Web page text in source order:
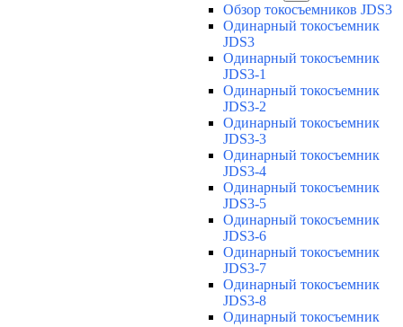
Обзор токосъемников JDS3
Одинарный токосъемник
JDS3
Одинарный токосъемник
JDS3-1
Одинарный токосъемник
JDS3-2
Одинарный токосъемник
JDS3-3
Одинарный токосъемник
JDS3-4
Одинарный токосъемник
JDS3-5
Одинарный токосъемник
JDS3-6
Одинарный токосъемник
JDS3-7
Одинарный токосъемник
JDS3-8
Одинарный токосъемник